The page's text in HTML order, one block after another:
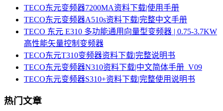
TECO东元变频器7200MA资料下载|使用手册
TECO东元变频器A510s资料下载|完整中文手册
TECO 东元 E310 多功能通用向量型变频器 | 0.75-3.7KW
高性能矢量控制变频器
TECO东元T310变频器资料下载|完整说明书
TECO东元变频器N310资料下载|中文简体手册_V09
TECO东元变频器S310+资料下载|完整使用说明书
热门文章